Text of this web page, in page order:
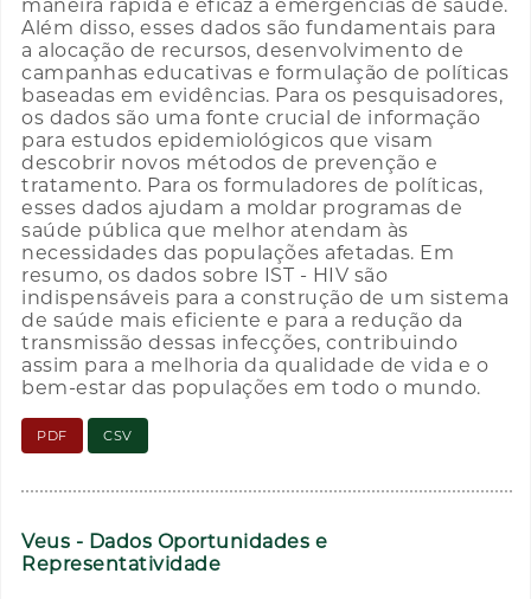
maneira rápida e eficaz a emergências de saúde.
Além disso, esses dados são fundamentais para
a alocação de recursos, desenvolvimento de
campanhas educativas e formulação de políticas
baseadas em evidências. Para os pesquisadores,
os dados são uma fonte crucial de informação
para estudos epidemiológicos que visam
descobrir novos métodos de prevenção e
tratamento. Para os formuladores de políticas,
esses dados ajudam a moldar programas de
saúde pública que melhor atendam às
necessidades das populações afetadas. Em
resumo, os dados sobre IST - HIV são
indispensáveis para a construção de um sistema
de saúde mais eficiente e para a redução da
transmissão dessas infecções, contribuindo
assim para a melhoria da qualidade de vida e o
bem-estar das populações em todo o mundo.
PDF CSV
Veus - Dados Oportunidades e
Representatividade